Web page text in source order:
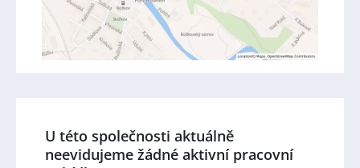
U této společnosti aktuálně
neevidujeme žádné aktivní pracovní